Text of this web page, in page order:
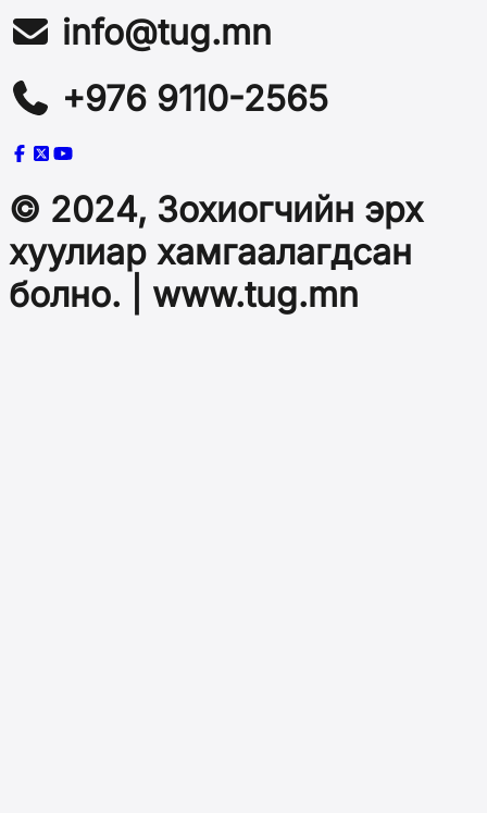
info@tug.mn
+976 9110-2565
© 2024, Зохиогчийн эрх
хуулиар хамгаалагдсан
болно. | www.tug.mn